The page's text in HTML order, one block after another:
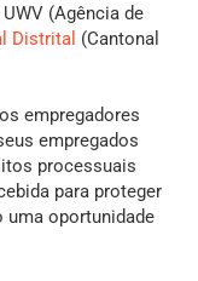
UWV (Agência de
Distrital (Cantonal
empregadores
empregados
processuais
para proteger
uma oportunidade